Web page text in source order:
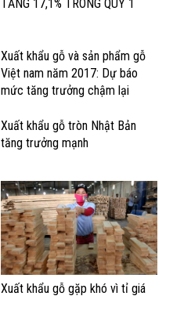
TĂNG 17,1% TRONG QUÝ 1
Xuất khẩu gỗ và sản phẩm gỗ
Việt nam năm 2017: Dự báo
mức tăng trưởng chậm lại
Xuất khẩu gỗ tròn Nhật Bản
tăng trưởng mạnh
Xuất khẩu gỗ gặp khó vì tỉ giá